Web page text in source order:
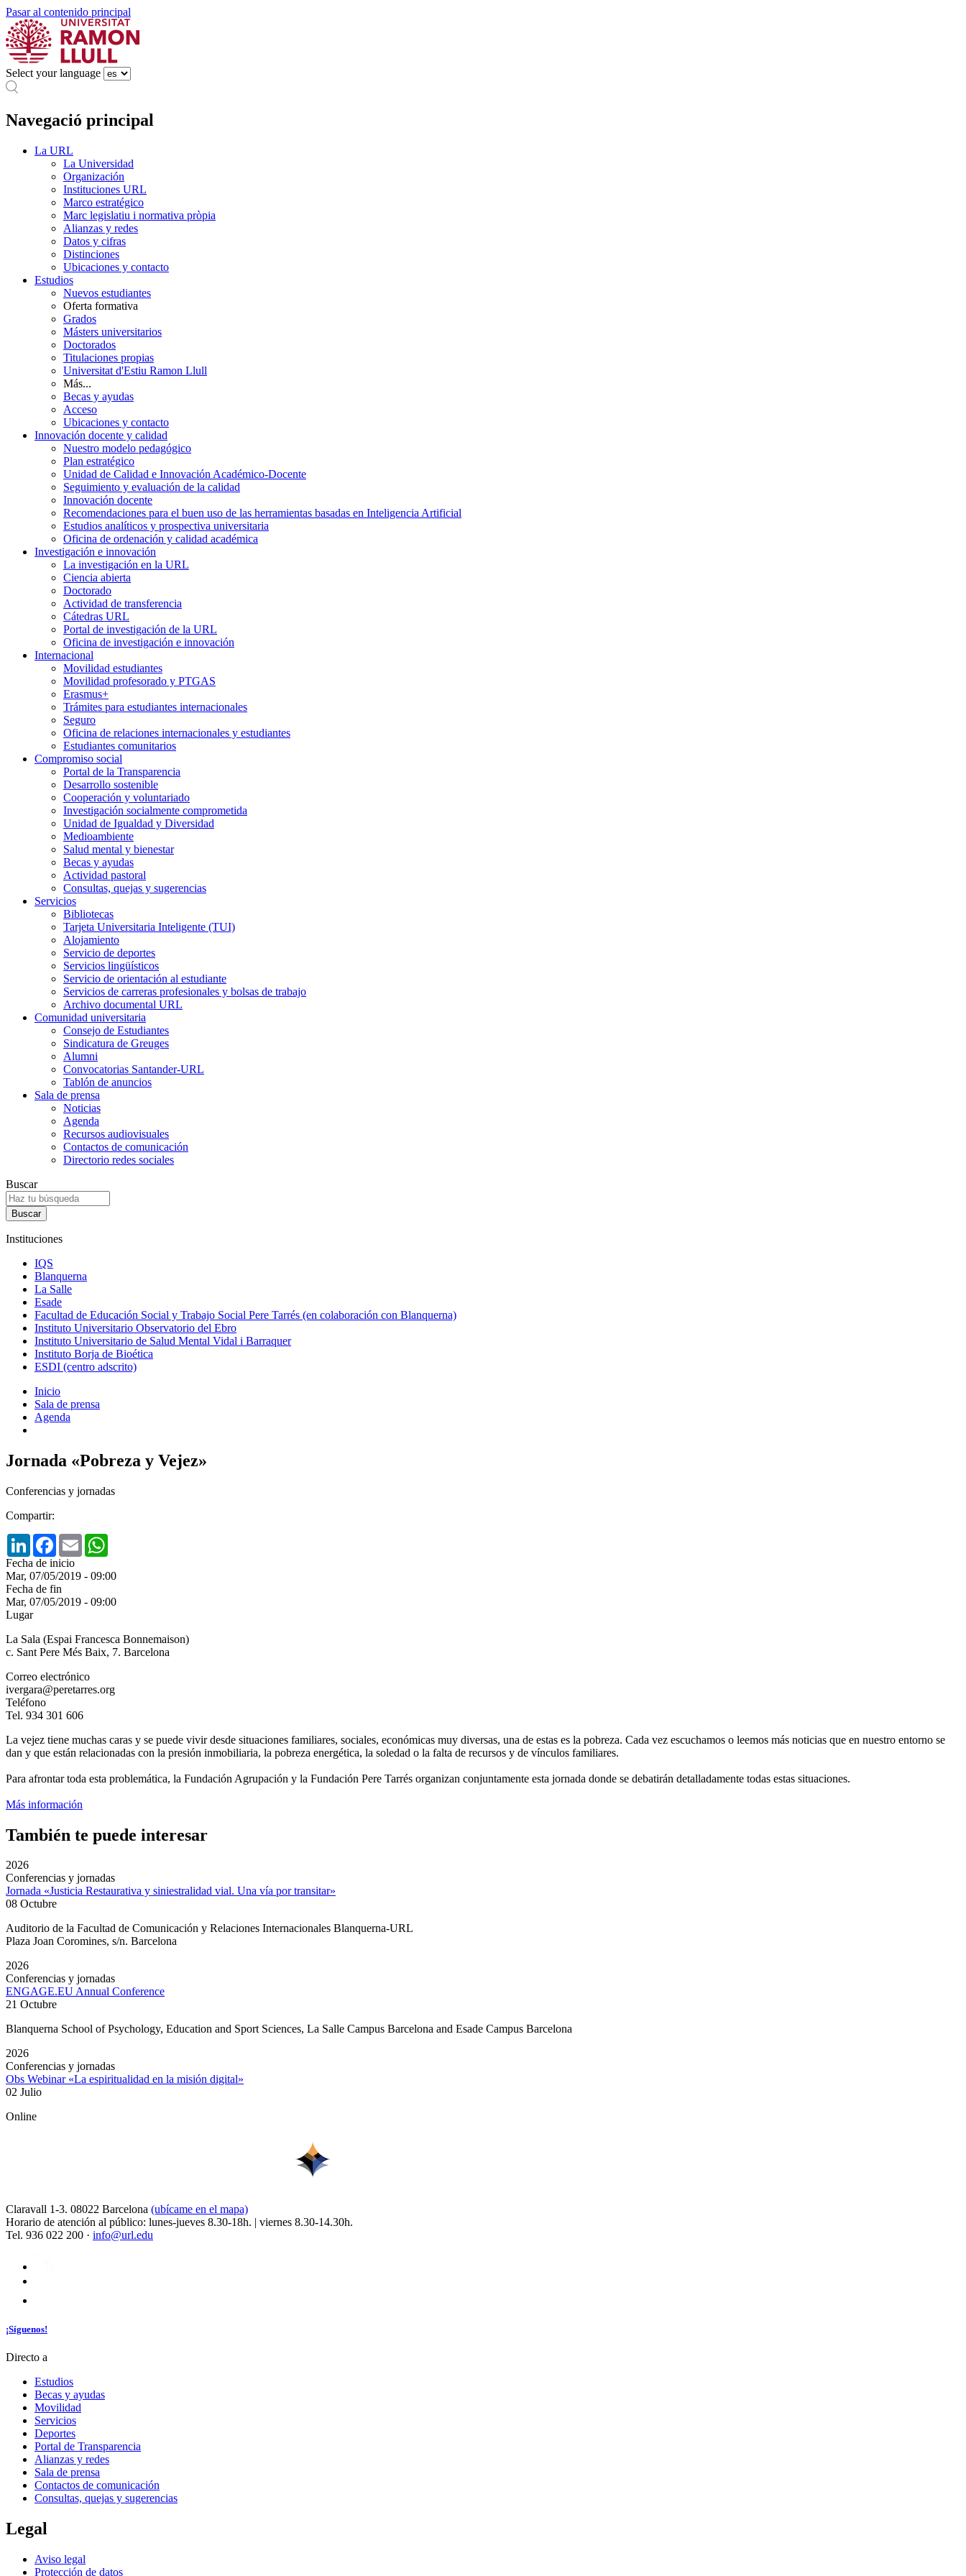
Pasar al contenido principal
Select your language
Navegació principal
La URL
La Universidad
Organización
Instituciones URL
Marco estratégico
Marc legislatiu i normativa pròpia
Alianzas y redes
Datos y cifras
Distinciones
Ubicaciones y contacto
Estudios
Nuevos estudiantes
Oferta formativa
Grados
Másters universitarios
Doctorados
Titulaciones propias
Universitat d'Estiu Ramon Llull
Más...
Becas y ayudas
Acceso
Ubicaciones y contacto
Innovación docente y calidad
Nuestro modelo pedagógico
Plan estratégico
Unidad de Calidad e Innovación Académico-Docente
Seguimiento y evaluación de la calidad
Innovación docente
Recomendaciones para el buen uso de las herramientas basadas en Inteligencia Artificial
Estudios analíticos y prospectiva universitaria
Oficina de ordenación y calidad académica
Investigación e innovación
La investigación en la URL
Ciencia abierta
Doctorado
Actividad de transferencia
Cátedras URL
Portal de investigación de la URL
Oficina de investigación e innovación
Internacional
Movilidad estudiantes
Movilidad profesorado y PTGAS
Erasmus+
Trámites para estudiantes internacionales
Seguro
Oficina de relaciones internacionales y estudiantes
Estudiantes comunitarios
Compromiso social
Portal de la Transparencia
Desarrollo sostenible
Cooperación y voluntariado
Investigación socialmente comprometida
Unidad de Igualdad y Diversidad
Medioambiente
Salud mental y bienestar
Becas y ayudas
Actividad pastoral
Consultas, quejas y sugerencias
Servicios
Bibliotecas
Tarjeta Universitaria Inteligente (TUI)
Alojamiento
Servicio de deportes
Servicios lingüísticos
Servicio de orientación al estudiante
Servicios de carreras profesionales y bolsas de trabajo
Archivo documental URL
Comunidad universitaria
Consejo de Estudiantes
Sindicatura de Greuges
Alumni
Convocatorias Santander-URL
Tablón de anuncios
Sala de prensa
Noticias
Agenda
Recursos audiovisuales
Contactos de comunicación
Directorio redes sociales
Buscar
Instituciones
IQS
Blanquerna
La Salle
Esade
Facultad de Educación Social y Trabajo Social Pere Tarrés (en colaboración con Blanquerna)
Instituto Universitario Observatorio del Ebro
Instituto Universitario de Salud Mental Vidal i Barraquer
Instituto Borja de Bioética
ESDI (centro adscrito)
Inicio
Sala de prensa
Agenda
Jornada «Pobreza y Vejez»
Conferencias y jornadas
Compartir:
LinkedInFacebook
Email
Fecha de inicio
Mar, 07/05/2019 - 09:00
Fecha de fin
Mar, 07/05/2019 - 09:00
Lugar
La Sala (Espai Francesca Bonnemaison)
c. Sant Pere Més Baix, 7. Barcelona
Correo electrónico
ivergara@peretarres.org
Teléfono
Tel. 934 301 606
La vejez tiene muchas caras y se puede vivir desde situaciones familiares, sociales, económicas muy diversas, una de estas es la pobreza. Cada vez escuchamos o leemos más noticias que en nuestro entorno se
dan y que están relacionadas con la presión inmobiliaria, la pobreza energética, la soledad o la falta de recursos y de vínculos familiares.
Para afrontar toda esta problemática, la Fundación Agrupación y la Fundación Pere Tarrés organizan conjuntamente esta jornada donde se debatirán detalladamente todas estas situaciones.
Más información
También te puede interesar
2026
Conferencias y jornadas
Jornada «Justicia Restaurativa y siniestralidad vial. Una vía por transitar»
08 Octubre
Auditorio de la Facultad de Comunicación y Relaciones Internacionales Blanquerna-URL
Plaza Joan Coromines, s/n. Barcelona
2026
Conferencias y jornadas
ENGAGE.EU Annual Conference
21 Octubre
Blanquerna School of Psychology, Education and Sport Sciences, La Salle Campus Barcelona and Esade Campus Barcelona
2026
Conferencias y jornadas
Obs Webinar «La espiritualidad en la misión digital»
02 Julio
Online
Claravall 1-3. 08022 Barcelona (ubícame en el mapa)
Horario de atención al público: lunes-jueves 8.30-18h. | viernes 8.30-14.30h.
Tel. 936 022 200 · info@url.edu
¡Síguenos!
Directo a
Estudios
Becas y ayudas
Movilidad
Servicios
Deportes
Portal de Transparencia
Alianzas y redes
Sala de prensa
Contactos de comunicación
Consultas, quejas y sugerencias
Legal
Aviso legal
Protección de datos